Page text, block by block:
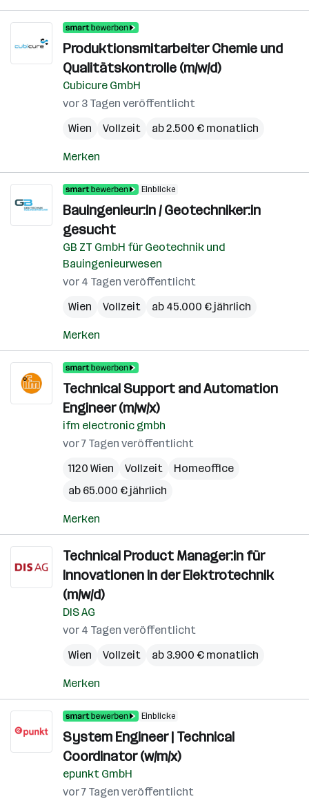
Produktionsmitarbeiter Chemie und
Qualitätskontrolle (m/w/d)
Cubicure GmbH
vor 3 Tagen veröffentlicht
Wien
Vollzeit ab 2.500 € monatlich
Merken
Einblicke
Bauingenieur:in / Geotechniker:in
gesucht
GB ZT GmbH für Geotechnik und
Bauingenieurwesen
vor 4 Tagen veröffentlicht
Wien
Vollzeit ab 45.000 € jährlich
Merken
Technical Support and Automation
Engineer (m/w/x)
ifm electronic gmbh
vor 7 Tagen veröffentlicht
1120 Wien
Vollzeit
Homeoffice
ab 65.000 € jährlich
Merken
Technical Product Manager:in für
Innovationen in der Elektrotechnik
(m/w/d)
DIS AG
vor 4 Tagen veröffentlicht
Wien
Vollzeit ab 3.900 € monatlich
Merken
Einblicke
System Engineer | Technical
Coordinator (w/m/x)
epunkt GmbH
vor 7 Tagen veröffentlicht